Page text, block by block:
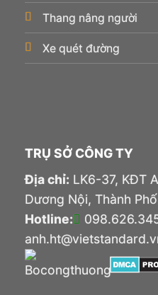
Thang nâng người
Xe quét đường
TRỤ SỞ CÔNG TY
Địa chỉ: LK6-37, KĐT
Dương Nội, Thành
Hotline: